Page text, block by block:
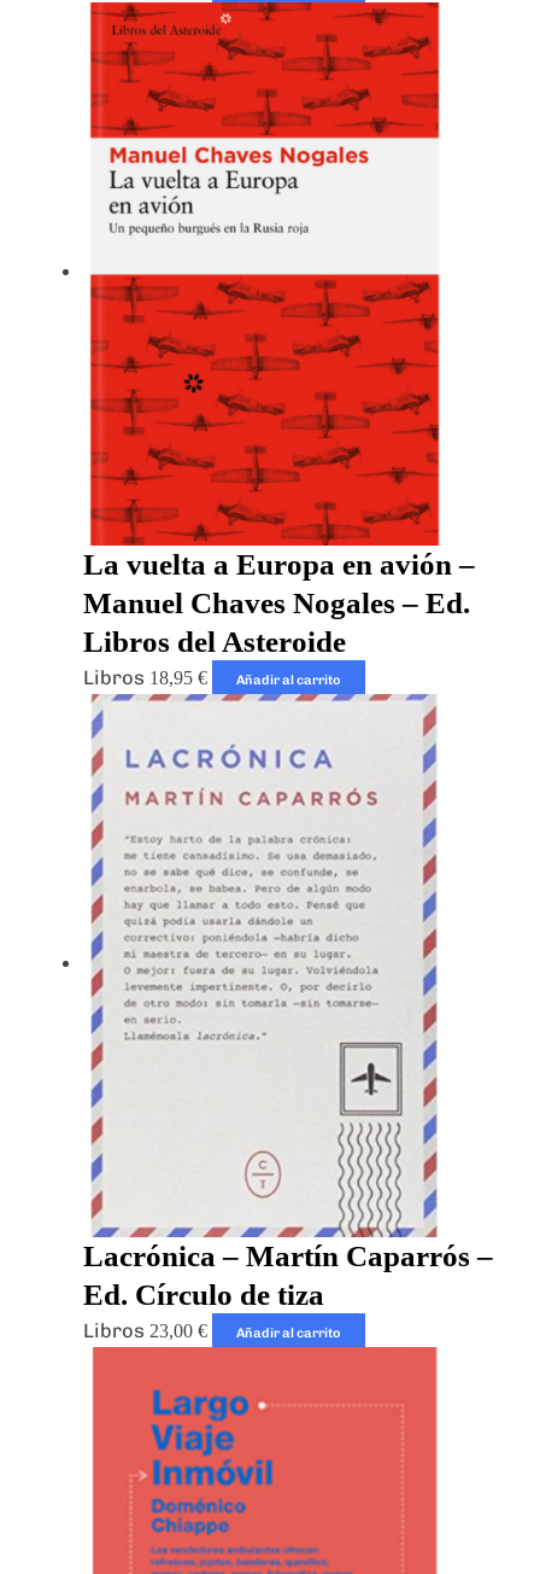
La vuelta a Europa en avión –
Manuel Chaves Nogales – Ed.
Libros del Asteroide
Libros 18,95€ Añadir al carrito
Lacrónica – Martín Caparrós –
Ed. Círculo de tiza
Libros23,00€ Añadir al carrito